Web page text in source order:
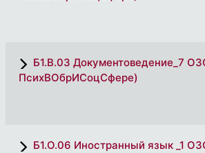
Б1.В.03 Документоведение_7
ПсихВОбрИСоцСфере)
Б1.О.06 Иностранный язык _1